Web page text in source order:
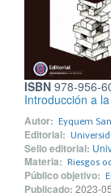
ISBN 978-956-
Introducción a
Autor: Eyquem
Editorial:
Sello editorial:
Materia: Riesgos
Público objetivo:
Publicado: 2023-